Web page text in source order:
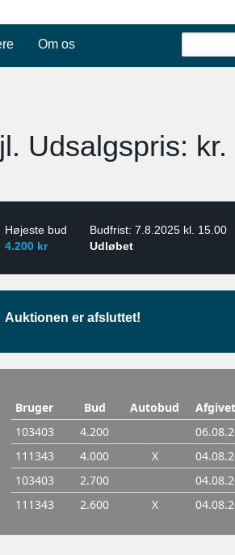
Om os
Udsalgspris:
Højeste bud Budfrist: 7.8.2025 kl. 15.00
4.200 kr
Udløbet
Auktionen er afsluttet!